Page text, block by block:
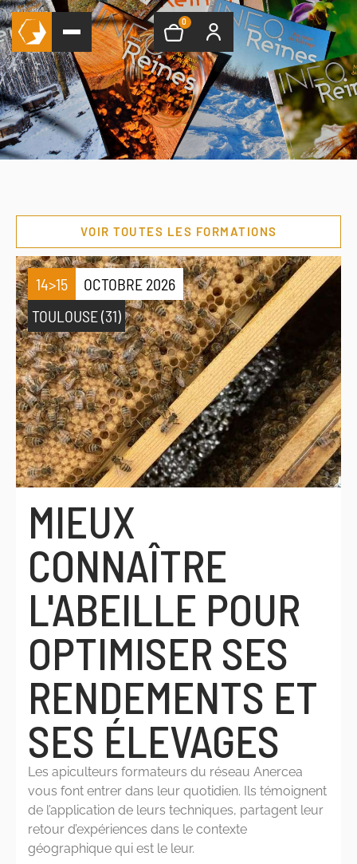
0
VOIR TOUTES LES FORMATIONS
14>15
OCTOBRE 2026
TOULOUSE (31)
MIEUX
CONNAÎTRE
L'ABEILLE POUR
OPTIMISER SES
RENDEMENTS ET
SES ÉLEVAGES
Les apiculteurs formateurs du réseau Anercea
vous font entrer dans leur quotidien. Ils témoignent
de l’application de leurs techniques, partagent leur
retour d’expériences dans le contexte
géographique qui est le leur.